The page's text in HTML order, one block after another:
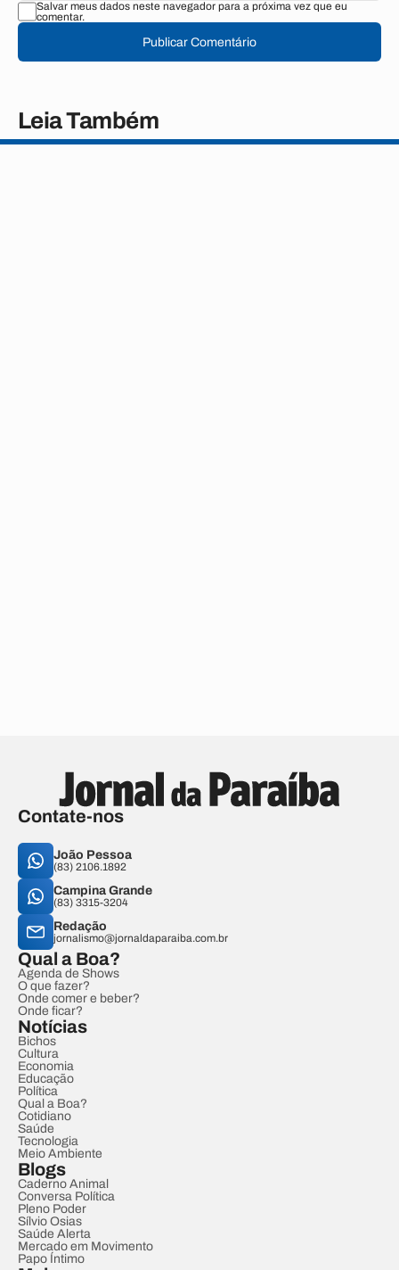
Salvar meus dados neste navegador para a próxima vez que eu
comentar.
Publicar Comentário
Leia Também
Contate-nos
João Pessoa
(83) 2106.1892
Campina Grande
(83) 3315-3204
Redação
jornalismo@jornaldaparaiba.com.br
Qual a Boa?
Agenda de Shows
O que fazer?
Onde comer e beber?
Onde ficar?
Notícias
Bichos
Cultura
Economia
Educação
Política
Qual a Boa?
Cotidiano
Saúde
Tecnologia
Meio Ambiente
Blogs
Caderno Animal
Conversa Política
Pleno Poder
Sílvio Osias
Saúde Alerta
Mercado em Movimento
Papo Íntimo